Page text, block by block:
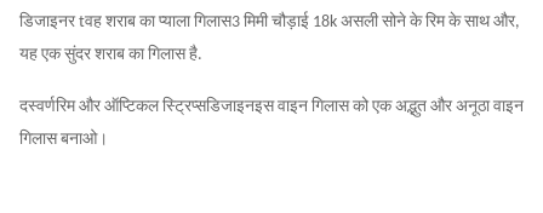
डिजाइनर tवह शराब का प्याला गिलास3 मिमी चौड़ाई 18k असली सोने के रिम के साथ और,
यह एक सुंदर शराब का गिलास है.
दस्वर्णरिम और ऑप्टिकल स्ट्रिप्सडिजाइनइस वाइन गिलास को एक अद्भुत और अनूठा वाइन
गिलास बनाओ।